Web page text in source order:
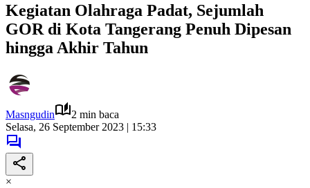
Kegiatan Olahraga Padat, Sejumlah
GOR di Kota Tangerang Penuh Dipesan
hingga Akhir Tahun
Masngudin
2 min baca
Selasa, 26 September 2023 | 15:33
×